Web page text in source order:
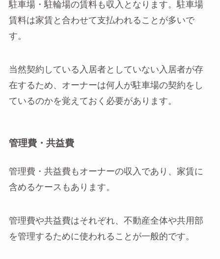
駐車場・駐輪場の賃料も収入となります。駐車場
賃料は家賃と合わせて支払われることが多いで
す。
当然契約している入居者としていない入居者が存
在するため、オーナーは何人が駐車場の契約をし
ているのかを覚えておく必要があります。
管理費・共益費
管理費・共益費もオーナーの収入であり、家賃に
含めるケースもあります。
管理費や共益費はそれぞれ、不動産全体や共用部
を管理するために使われることが一般的です。